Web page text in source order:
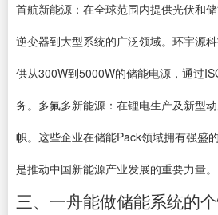
首航新能源：在全球范围内提供光伏和
逆变器到大型系统的广泛领域。环宇源
供从300W到5000W的储能电源，通过
务。多氟多新能源：在锂电生产及新型
帜。这些企业在储能Pack领域拥有强盛
是推动中国新能源产业发展的重要力量。
三、一舟能做储能系统的